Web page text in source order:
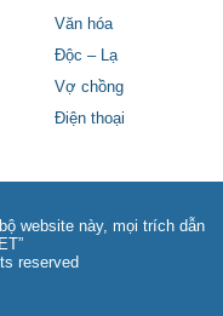
Văn hóa
Độc – Lạ
Vợ chồng
Điện thoại
website này, mọi trích dẫn
reserved